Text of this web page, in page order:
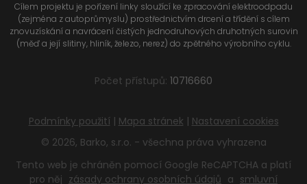
Cílem projektu je pořízení linky sloužící ke zpracování elektroodpadu
(zejména z autoprůmyslu) prostřednictvím drcení a třídění s cílem
znovuzískání a navrácení čistých jednodruhových druhotných surovin
(měď a její slitiny, hliník, železo, nerez) do zpětného výrobního cyklu.
Počet přístupů: 10716660
© 2026, Barko, s.r.o. - všechna práva vyhrazena
Podmínky použití | Mapa stránek | Nastavení cookies
Tento web je chráněn pomocí Google ReCAPTCHA a platí
pro něj zásady ochrany osobních údajů a smluvní